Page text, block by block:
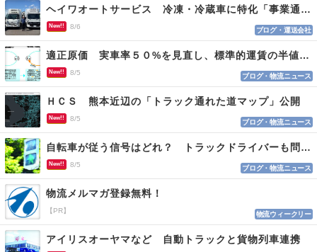
ヘイワオートサービス 冷凍・冷蔵車に特化「事業通じ貢献目指す」
New!! 8/6 ブログ・運送会社
適正原価 実車率５０%を見直し、標準的運賃の半値の恐れも
New!! 8/5 ブログ・物流ニュース
ＨＣＳ 熊本近辺の「トラック通れた道マップ」公開
New!! 8/5 ブログ・物流ニュース
自転車が従う信号はどれ？ トラックドライバーも問われる認識
New!! 8/5 ブログ・物流ニュース
物流メルマガ登録無料！
【PR】 物流ウィークリー
アイリスオーヤマなど 自動トラックと貨物列車連携